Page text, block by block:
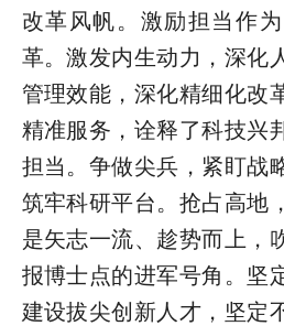
改革风帆。激励担当作
革。激发内生动力，深化
管理效能，深化精细化改
精准服务，诠释了科技兴
担当。争做尖兵，紧盯战
筑牢科研平台。抢占高地
是矢志一流、趁势而上，
报博士点的进军号角。坚
建设拔尖创新人才，坚定